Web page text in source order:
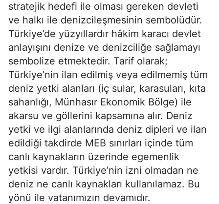
stratejik hedefi ile olması gereken devleti
ve halkı ile denizcileşmesinin sembolüdür.
Türkiye’de yüzyıllardır hâkim karacı devlet
anlayışını denize ve denizciliğe sağlamayı
sembolize etmektedir. Tarif olarak;
Türkiye’nin ilan edilmiş veya edilmemiş tüm
deniz yetki alanları (iç sular, karasuları, kıta
sahanlığı, Münhasır Ekonomik Bölge) ile
akarsu ve göllerini kapsamına alır. Deniz
yetki ve ilgi alanlarında deniz dipleri ve ilan
edildiği takdirde MEB sınırları içinde tüm
canlı kaynakların üzerinde egemenlik
yetkisi vardır. Türkiye’nin izni olmadan ne
deniz ne canlı kaynakları kullanılamaz. Bu
yönü ile vatanımızın devamıdır.